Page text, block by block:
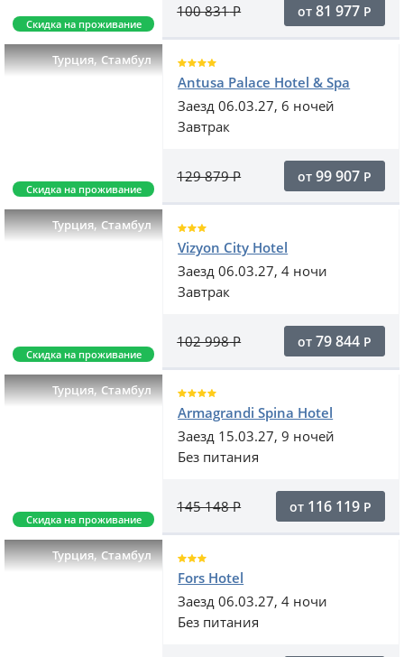
Скидка на проживание
100 831Р от 81 977 Р
Турция,Стамбул
Скидка на проживание
Antusa Palace Hotel & Spa
Заезд 06.03.27, 6 ночей
Завтрак
129 879Р от 99 907 Р
Турция,Стамбул
Скидка на проживание
Vizyon City Hotel
Заезд 06.03.27, 4 ночи
Завтрак
102 998Р от 79 844 Р
Турция,Стамбул
Скидка на проживание
Armagrandi Spina Hotel
Заезд 15.03.27, 9 ночей
Без питания
145 148Р от 116 119 Р
Турция,Стамбул
Fors Hotel
Заезд 06.03.27, 4 ночи
Без питания